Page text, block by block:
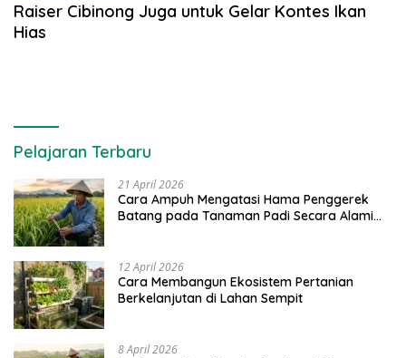
Raiser Cibinong Juga untuk Gelar Kontes Ikan
Hias
Pelajaran Terbaru
21 April 2026
Cara Ampuh Mengatasi Hama Penggerek
Batang pada Tanaman Padi Secara Alami
12 April 2026
Cara Membangun Ekosistem Pertanian
Berkelanjutan di Lahan Sempit
8 April 2026